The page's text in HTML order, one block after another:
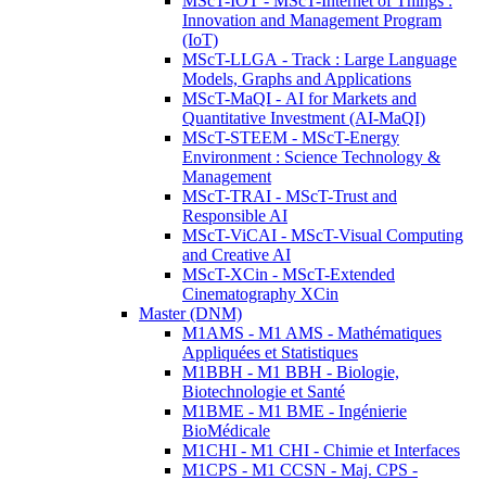
Innovation and Management Program
(IoT)
MScT-LLGA - Track : Large Language
Models, Graphs and Applications
MScT-MaQI - AI for Markets and
Quantitative Investment (AI-MaQI)
MScT-STEEM - MScT-Energy
Environment : Science Technology &
Management
MScT-TRAI - MScT-Trust and
Responsible AI
MScT-ViCAI - MScT-Visual Computing
and Creative AI
MScT-XCin - MScT-Extended
Cinematography XCin
Master (DNM)
M1AMS - M1 AMS - Mathématiques
Appliquées et Statistiques
M1BBH - M1 BBH - Biologie,
Biotechnologie et Santé
M1BME - M1 BME - Ingénierie
BioMédicale
M1CHI - M1 CHI - Chimie et Interfaces
M1CPS - M1 CCSN - Maj. CPS -